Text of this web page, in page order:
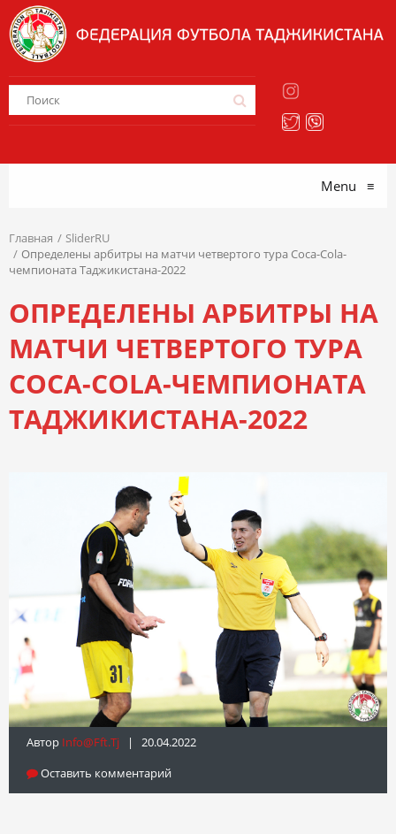
Menu ≡
Главная
SliderRU
Определены арбитры на матчи четвертого тура Coca-Cola-
чемпионата Таджикистана-2022
ОПРЕДЕЛЕНЫ АРБИТРЫ НА
МАТЧИ ЧЕТВЕРТОГО ТУРА
COCA-COLA-ЧЕМПИОНАТА
ТАДЖИКИСТАНА-2022
Автор Info@fft.tj | 20.04.2022
Оставить комментарий